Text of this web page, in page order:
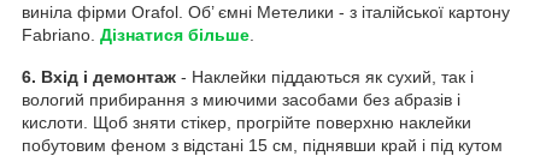
виніла фірми Orafol. Об’ ємні Метелики - з італійської картону
Fabriano. Дізнатися більше
6. Вхід і демонтаж - Наклейки піддаються як сухий, так і
вологий прибирання з миючими засобами без абразів і
кислоти. Щоб зняти стікер, прогрійте поверхню наклейки
побутовим феном з відстані 15 см, піднявши край і під кутом